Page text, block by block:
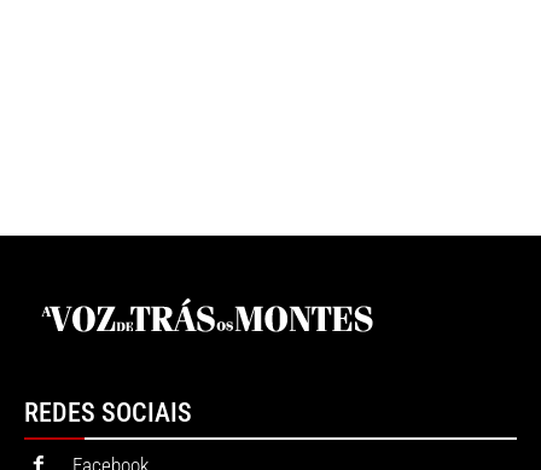
REDES SOCIAIS
Facebook